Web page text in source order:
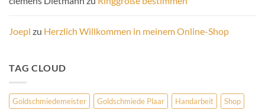
Joepl zu Herzlich Willkommen in meinem Online-Shop
TAG CLOUD
Goldschmiedemeister Goldschmiede Plaar Handarbeit
Shop